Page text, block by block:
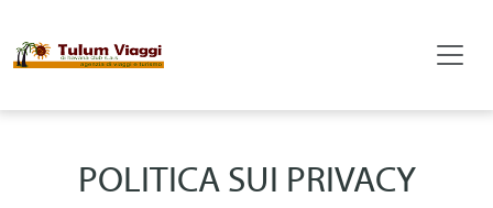
POLITICA SUI PRIVACY